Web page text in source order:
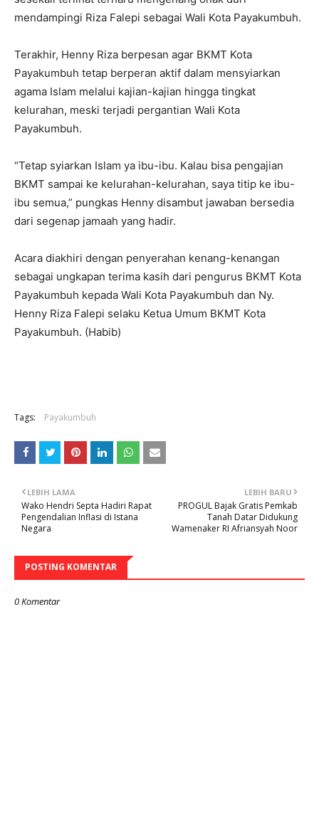
mendampingi Riza Falepi sebagai Wali Kota Payakumbuh.
Terakhir, Henny Riza berpesan agar BKMT Kota
Payakumbuh tetap berperan aktif dalam mensyiarkan
agama Islam melalui kajian-kajian hingga tingkat
kelurahan, meski terjadi pergantian Wali Kota
Payakumbuh.
“Tetap syiarkan Islam ya ibu-ibu. Kalau bisa pengajian
BKMT sampai ke kelurahan-kelurahan, saya titip ke ibu-
ibu semua,” pungkas Henny disambut jawaban bersedia
dari segenap jamaah yang hadir.
Acara diakhiri dengan penyerahan kenang-kenangan
sebagai ungkapan terima kasih dari pengurus BKMT Kota
Payakumbuh kepada Wali Kota Payakumbuh dan Ny.
Henny Riza Falepi selaku Ketua Umum BKMT Kota
Payakumbuh. (Habib)
Tags: Payakumbuh
LEBIH BARU
PROGUL Bajak Gratis Pemkab
Tanah Datar Didukung
Wamenaker RI Afriansyah Noor
LEBIH LAMA
Wako Hendri Septa Hadiri Rapat
Pengendalian Inflasi di Istana
Negara
POSTING KOMENTAR
0 Komentar